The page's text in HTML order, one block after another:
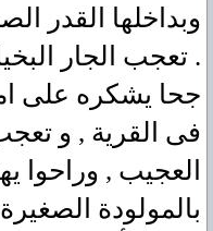
وبداخلها القدر
. تعجب الجار
جحا يشكره على
فى القرية , و
العجيب , وراحوا
بالمولودة